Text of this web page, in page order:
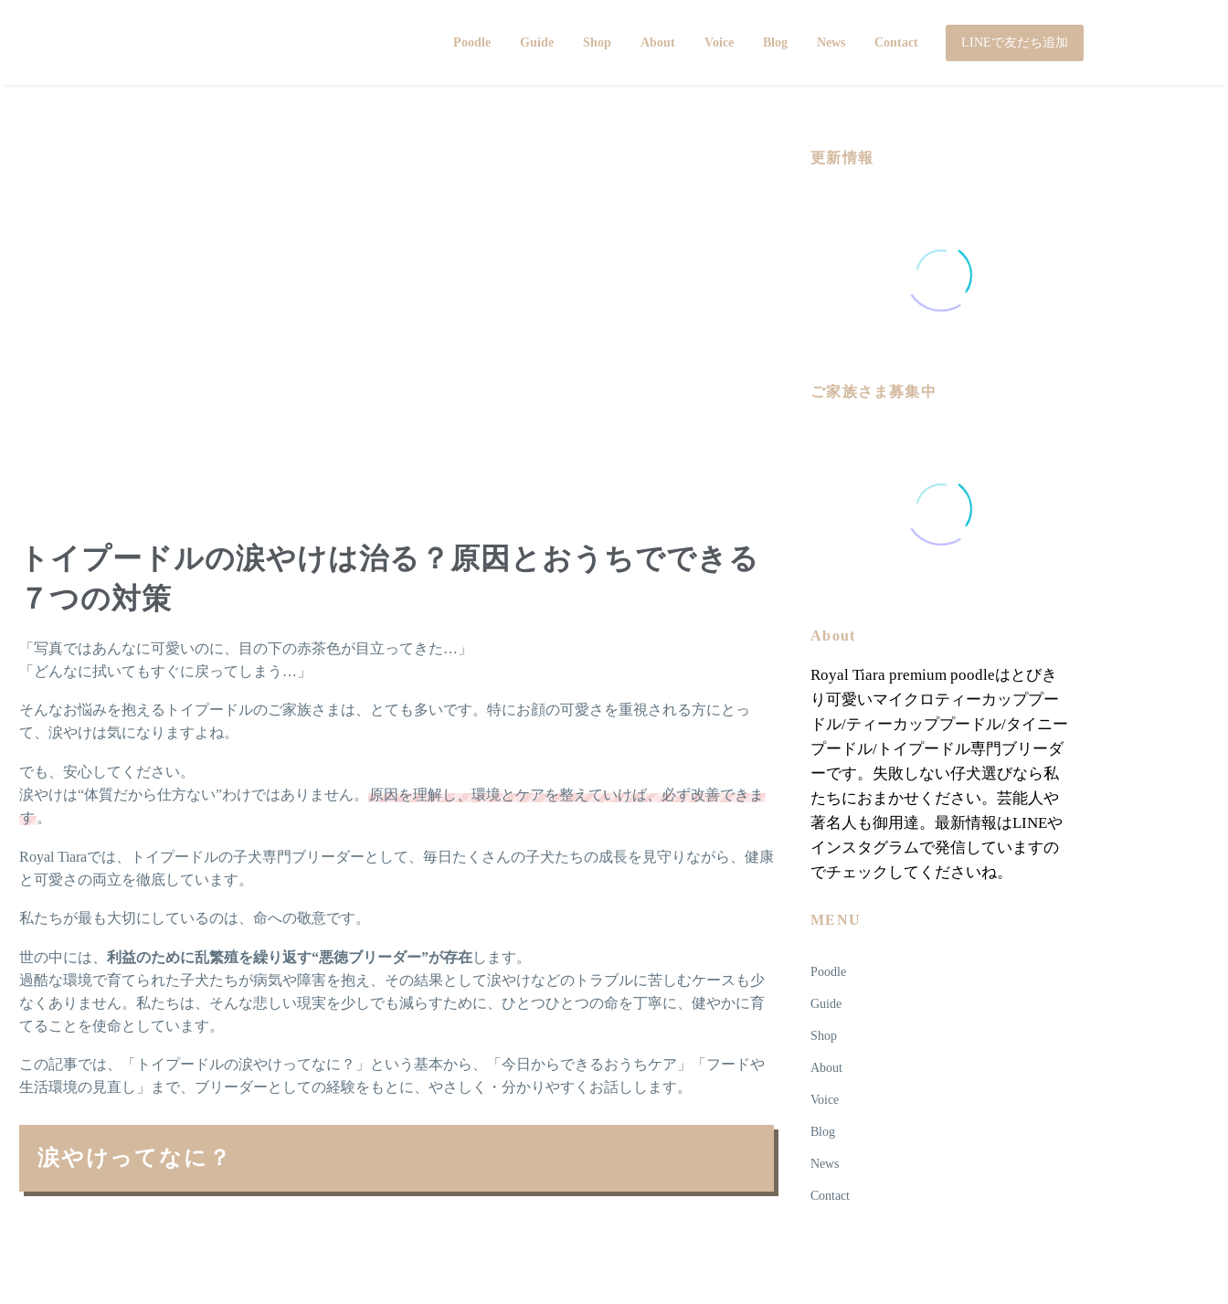
Poodle Guide Shop About Voice Blog News Contact LINEで友だち追加
トイプードルの涙やけは治る？原因とおうちでできる
７つの対策
「写真ではあんなに可愛いのに、目の下の赤茶色が目立ってきた…」
「どんなに拭いてもすぐに戻ってしまう…」
そんなお悩みを抱えるトイプードルのご家族さまは、とても多いです。特にお顔の可愛さを重視される方にとっ
て、涙やけは気になりますよね。
でも、安心してください。
涙やけは“体質だから仕方ない”わけではありません。 原因を理解し、環境とケアを整えていけば、必ず改善できま
す。
Royal Tiaraでは、トイプードルの子犬専門ブリーダーとして、毎日たくさんの子犬たちの成長を見守りながら、健康
と可愛さの両立を徹底しています。
私たちが最も大切にしているのは、命への敬意です。
世の中には、 利益のために乱繁殖を繰り返す“悪徳ブリーダー”が存在します。
過酷な環境で育てられた子犬たちが病気や障害を抱え、その結果として涙やけなどのトラブルに苦しむケースも少
なくありません。私たちは、そんな悲しい現実を少しでも減らすために、ひとつひとつの命を丁寧に、健やかに育
てることを使命としています。
この記事では、「トイプードルの涙やけってなに？」という基本から、「今日からできるおうちケア」「フードや
生活環境の見直し」まで、ブリーダーとしての経験をもとに、やさしく・分かりやすくお話しします。
涙やけってなに？
更新情報
ご家族さま募集中
About
Royal Tiara premium poodleはとびき
り可愛いマイクロティーカッププー
ドル/ティーカッププードル/タイニー
プードル/トイプードル専門ブリーダ
ーです。失敗しない仔犬選びなら私
たちにおまかせください。芸能人や
著名人も御用達。最新情報はLINEや
インスタグラムで発信していますの
でチェックしてくださいね。
MENU
Poodle
Guide
Shop
About
Voice
Blog
News
Contact